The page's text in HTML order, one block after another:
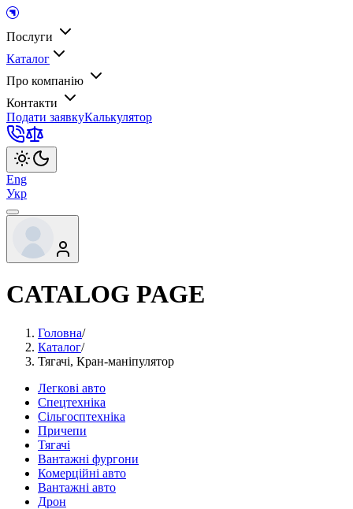
Послуги
Каталог
Про компанію
Контакти
Подати заявкуКалькулятор
Eng
Укр
CATALOG PAGE
Головна/
Каталог/
Тягачі, Кран-маніпулятор
Легкові авто
Спецтехніка
Сільгосптехніка
Причепи
Тягачі
Вантажні фургони
Комерційні авто
Вантажні авто
Дрон